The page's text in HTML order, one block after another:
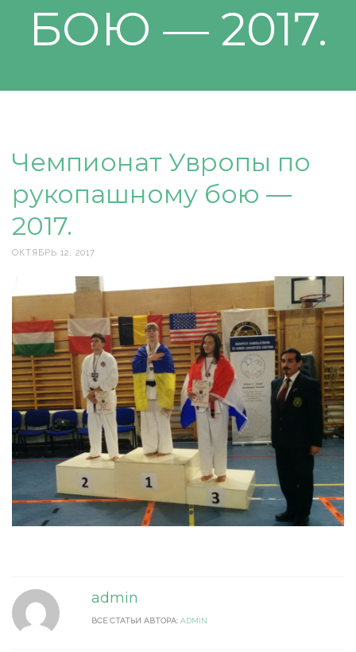
БОЮ — 2017.
Чемпионат Увропы по
рукопашному бою —
2017.
ОКТЯБРЬ 12, 2017
admin
ВСЕ СТАТЬИ АВТОРА: ADMIN